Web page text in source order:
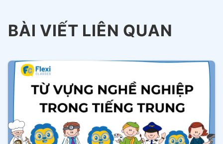
BÀI VIẾT LIÊN QUAN